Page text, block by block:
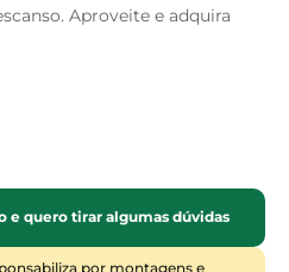
Aproveite e adquira
e quero tirar algumas dúvidas
por montagens e